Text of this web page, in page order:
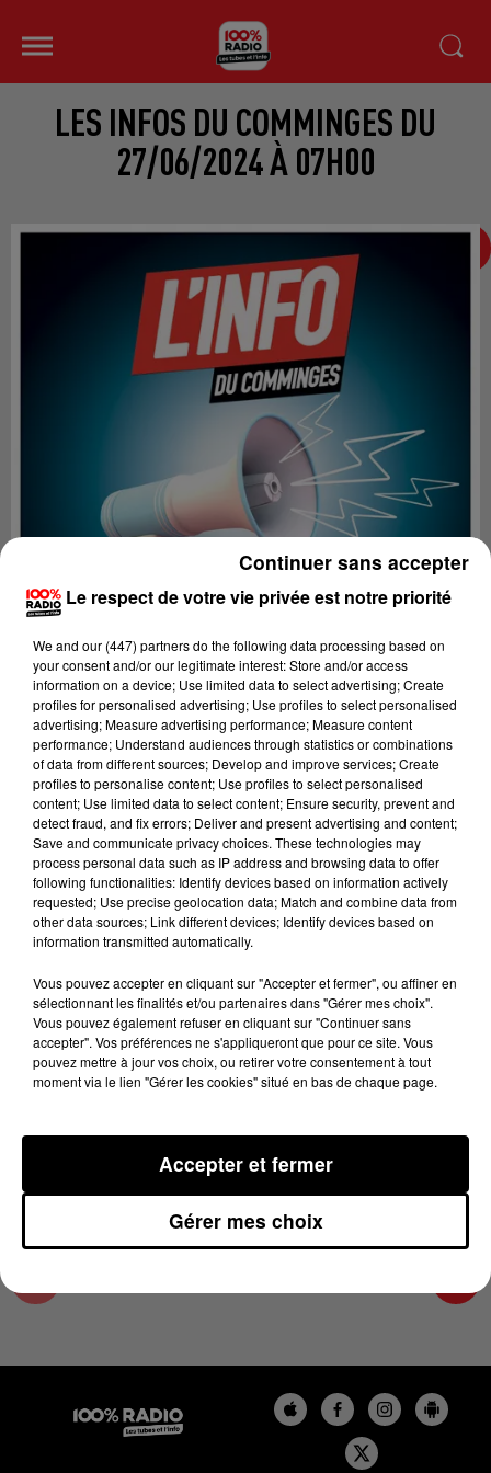
LES INFOS DU COMMINGES DU
27/06/2024 À 07H00
Lecture (4 min 25 sec)
100%
100% Radio les infos du Comminges
27 juin 2024 - 4 min 25 sec
LES INFOS DU COMMINGES DU 27/06/2024 À
07H00
Podcast infos du Comminges
Le respect de votre vie privée est notre priorité
We and our (447) partnersdo the following data processing based on
your consent and/or our legitimate interest: Store and/or access
information on a device; Use limited data to select advertising; Create
profiles for personalised advertising; Use profiles to select personalised
advertising; Measure advertising performance; Measure content
performance; Understand audiences through statistics or combinations
of data from different sources; Develop and improve services; Create
profiles to personalise content; Use profiles to select personalised
content; Use limited data to select content; Ensure security, prevent and
detect fraud, and fix errors; Deliver and present advertising and content;
Save and communicate privacy choices. These technologies may
process personal data such as IP address and browsing data to offer
following functionalities: Identify devices based on information actively
requested; Use precise geolocation data; Match and combine data from
other data sources; Link different devices; Identify devices based on
information transmitted automatically.
Vous pouvez accepter en cliquant sur "Accepter et fermer", ou affiner en
sélectionnant les finalités et/ou partenaires dans "Gérer mes choix".
Vous pouvez également refuser en cliquant sur "Continuer sans
accepter". Vos préférences ne s'appliqueront que pour ce site. Vous
pouvez mettre à jour vos choix, ou retirer votre consentement à tout
moment via le lien "Gérer les cookies" situé en bas de chaque page.
Gérer mes choix
Accepter et fermer
Continuer sans accepter